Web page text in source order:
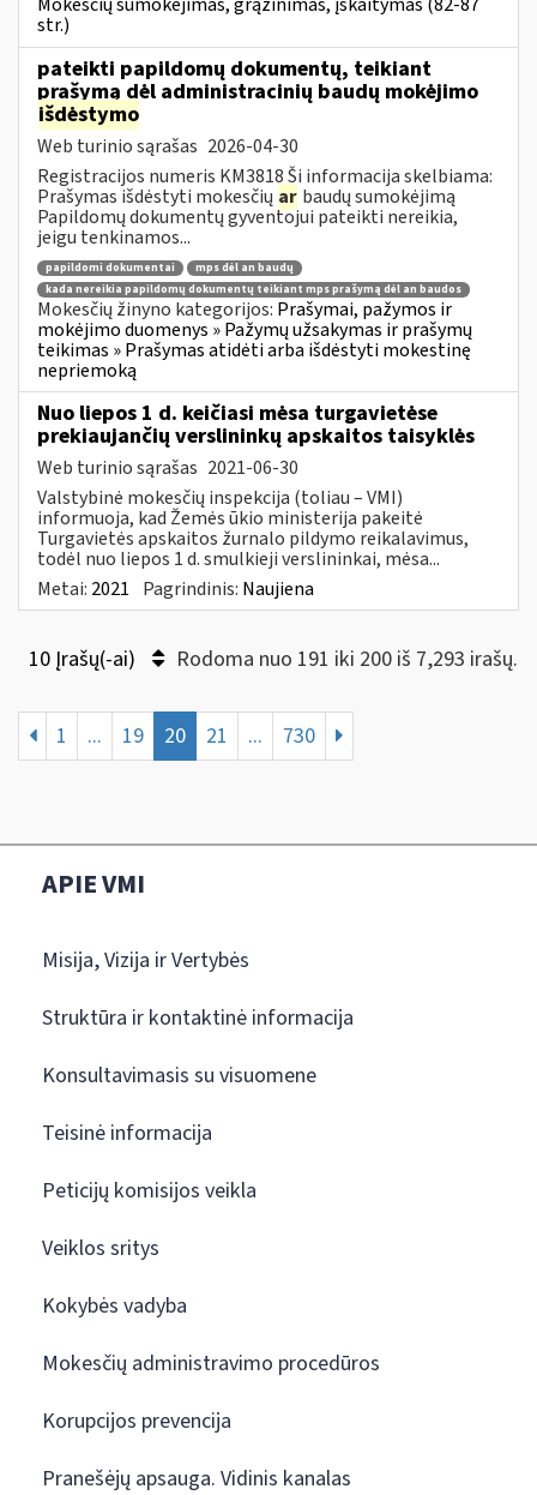
str.)
pateikti papildomų dokumentų, teikiant
prašymą dėl administracinių baudų mokėjimo
išdėstymo
Web turinio sąrašas 2026-04-30
Registracijos numeris KM3818 Ši informacija skelbiama:
Prašymas išdėstyti mokesčių ar baudų sumokėjimą
Papildomų dokumentų gyventojui pateikti nereikia,
jeigu tenkinamos...
papildomi dokumentai
mps dėl an baudų
kada nereikia papildomų dokumentų teikiant mps prašymą dėl an baudos
Mokesčių žinyno kategorijos: Prašymai, pažymos ir
mokėjimo duomenys » Pažymų užsakymas ir prašymų
teikimas » Prašymas atidėti arba išdėstyti mokestinę
nepriemoką
Nuo liepos 1 d. keičiasi mėsa turgavietėse
prekiaujančių verslininkų apskaitos taisyklės
Web turinio sąrašas 2021-06-30
Valstybinė mokesčių inspekcija (toliau – VMI)
informuoja, kad Žemės ūkio ministerija pakeitė
Turgavietės apskaitos žurnalo pildymo reikalavimus,
todėl nuo liepos 1 d. smulkieji verslininkai, mėsa...
Metai: 2021 Pagrindinis: Naujiena
10 Įrašų(-ai) Rodoma nuo 191 iki 200 iš 7,293 irašų.
1 ... 19 20 21 ... 730
APIE VMI
Misija, Vizija ir Vertybės
Struktūra ir kontaktinė informacija
Konsultavimasis su visuomene
Teisinė informacija
Peticijų komisijos veikla
Veiklos sritys
Kokybės vadyba
Mokesčių administravimo procedūros
Korupcijos prevencija
Pranešėjų apsauga. Vidinis kanalas